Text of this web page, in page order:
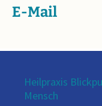
E-Mail
Heilpraxis
Mensch